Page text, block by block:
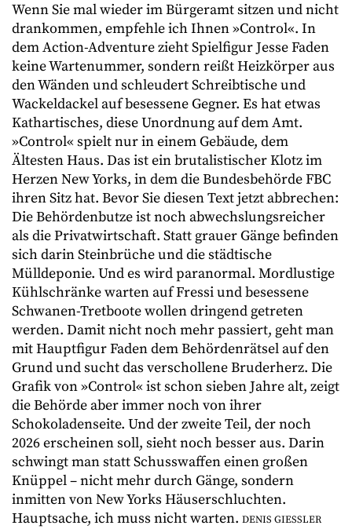
Wenn Sie mal wieder im Bürgeramt sitzen und nicht
drankommen, empfehle ich Ihnen »Control«. In
dem Action-Adventure zieht Spielfigur Jesse Faden
keine Wartenummer, sondern reißt Heizkörper aus
den Wänden und schleudert Schreibtische und
Wackeldackel auf besessene Gegner. Es hat etwas
Kathartisches, diese Unordnung auf dem Amt.
»Control« spielt nur in einem Gebäude, dem
Ältesten Haus. Das ist ein brutalistischer Klotz im
Herzen New Yorks, in dem die Bundesbehörde FBC
ihren Sitz hat. Bevor Sie diesen Text jetzt abbrechen:
Die Behördenbutze ist noch abwechslungsreicher
als die Privatwirtschaft. Statt grauer Gänge befinden
sich darin Steinbrüche und die städtische
Mülldeponie. Und es wird paranormal. Mordlustige
Kühlschränke warten auf Fressi und besessene
Schwanen-Tretboote wollen dringend getreten
werden. Damit nicht noch mehr passiert, geht man
mit Hauptfigur Faden dem Behördenrätsel auf den
Grund und sucht das verschollene Bruderherz. Die
Grafik von »Control« ist schon sieben Jahre alt, zeigt
die Behörde aber immer noch von ihrer
Schokoladenseite. Und der zweite Teil, der noch
2026 erscheinen soll, sieht noch besser aus. Darin
schwingt man statt Schusswaffen einen großen
Knüppel – nicht mehr durch Gänge, sondern
inmitten von New Yorks Häuserschluchten.
Hauptsache, ich muss nicht warten. DENIS GIESSLER